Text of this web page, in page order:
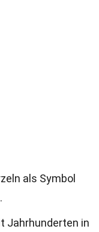
als Symbol
Jahrhunderten in